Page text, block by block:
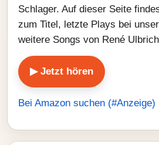
Schlager. Auf dieser Seite
zum Titel, letzte Plays bei
weitere Songs von René
▶ Jetzt hören
Bei Amazon suchen (#Anzeige)